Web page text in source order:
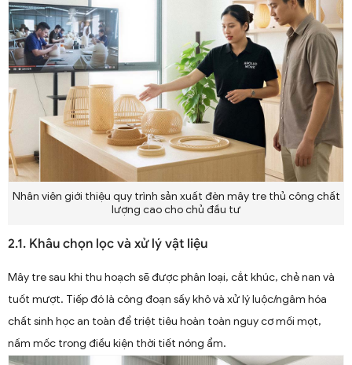
Nhân viên giới thiệu quy trình sản xuất đèn mây tre thủ công chất
lượng cao cho chủ đầu tư
2.1. Khâu chọn lọc và xử lý vật liệu
Mây tre sau khi thu hoạch sẽ được phân loại, cắt khúc, chẻ nan và
tuốt mượt. Tiếp đó là công đoạn sấy khô và xử lý luộc/ngâm hóa
chất sinh học an toàn để triệt tiêu hoàn toàn nguy cơ mối mọt,
nấm mốc trong điều kiện thời tiết nóng ẩm.